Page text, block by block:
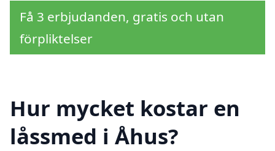
Få 3 erbjudanden, gratis och utan
förpliktelser
Hur mycket kostar en
låssmed i Åhus?